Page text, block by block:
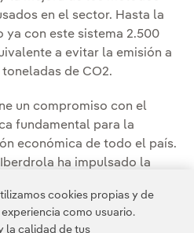
en el sector. Hasta la
ya con este sistema 2.500
a evitar la emisión a
de CO2.
un compromiso con el
fundamental para la
económica de todo el país.
ha impulsado la
rurales de once comunidades
conjunta de 2.000 MW.
cookies propias y de
como usuario.
la calidad de tus